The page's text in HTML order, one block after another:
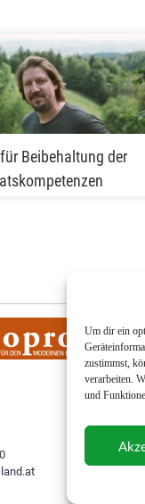
Um dir ein
zustimmst,
verarbeiten.
und
Beibehaltung der